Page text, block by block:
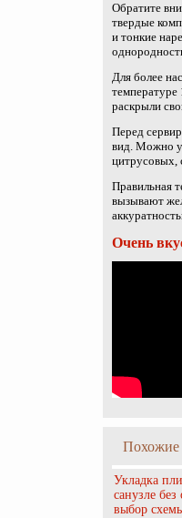
Обратите
твердые
и тонкие
Для более
раскрыли
Перед
вид. Можно
цитрусовых,
Правильная
вызывают
Очень
Похожие
Укладка
санузле
выбор